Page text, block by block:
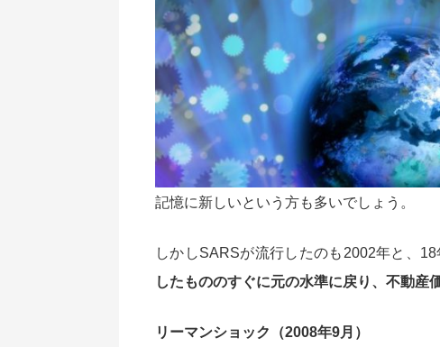
記憶に新しいという方も多いでしょう。
しかしSARSが流行したのも2002年と、18
したもののすぐに元の水準に戻り、不動産
リーマンショック（2008年9月）